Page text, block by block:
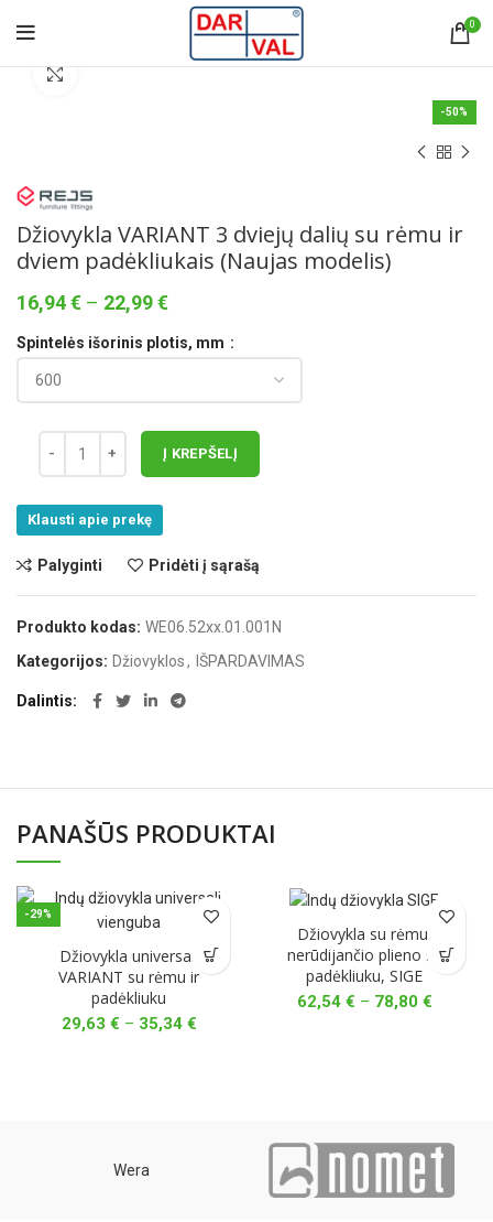
0
-50%
Džiovykla VARIANT 3 dviejų dalių su rėmu ir
dviem padėkliukais (Naujas modelis)
16,94€ – 22,99€Price
16,94 €
Spintelės išorinis plotis, mm
Į KREPŠELĮ
Klausti apie prekę
Palyginti Pridėti į sąrašą
Produkto kodas: WE06.52xx.01.001N
Kategorijos: Džiovyklos, IŠPARDAVIMAS
Dalintis
PANAŠŪS PRODUKTAI
-29%
Džiovykla universali
VARIANT su rėmu ir
padėkliuku
29,63 € – 35,34 €Price
Džiovykla su rėmu,
nerūdijančio plieno su
padėkliuku, SIGE
62,54 € – 78,80 €Price
Wera